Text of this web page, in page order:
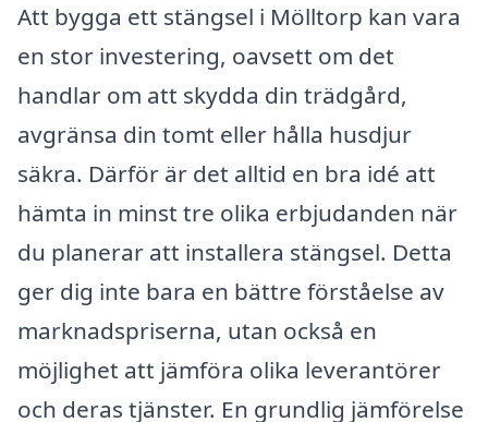
Att bygga ett stängsel i Mölltorp kan vara
en stor investering, oavsett om det
handlar om att skydda din trädgård,
avgränsa din tomt eller hålla husdjur
säkra. Därför är det alltid en bra idé att
hämta in minst tre olika erbjudanden när
du planerar att installera stängsel. Detta
ger dig inte bara en bättre förståelse av
marknadspriserna, utan också en
möjlighet att jämföra olika leverantörer
och deras tjänster. En grundlig jämförelse